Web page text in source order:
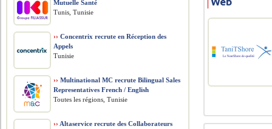
Mutuelle Santé
Tunis, Tunisie
›› Concentrix recrute en Réception des
Appels
Tunisie
›› Multinational MC recrute Bilingual Sales
Representatives French / English
Toutes les régions, Tunisie
›› Altaservice recrute des Collaborateurs